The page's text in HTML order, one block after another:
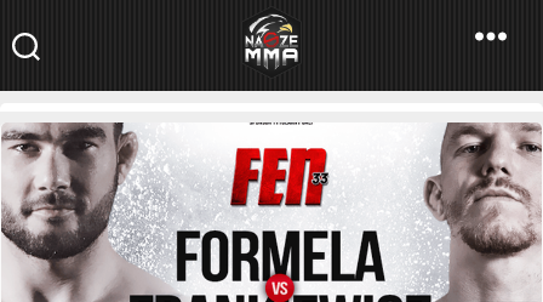
NaszeMMA
NaszeMMA.pl»Aktualności Polskie MMA
FEN 33: Kacper
Formela podejmie Damiana Frankiewicza